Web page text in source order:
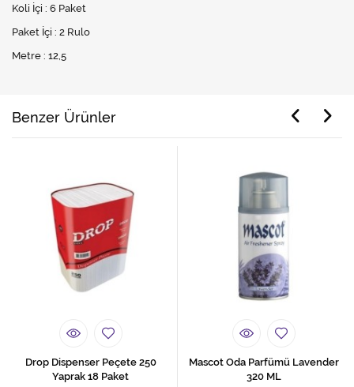
Koli İçi : 6 Paket
Paket İçi : 2 Rulo
Metre : 12,5
Benzer Ürünler
Drop Dispenser Peçete 250
Yaprak 18 Paket
Mascot Oda Parfümü Lavender
320 ML